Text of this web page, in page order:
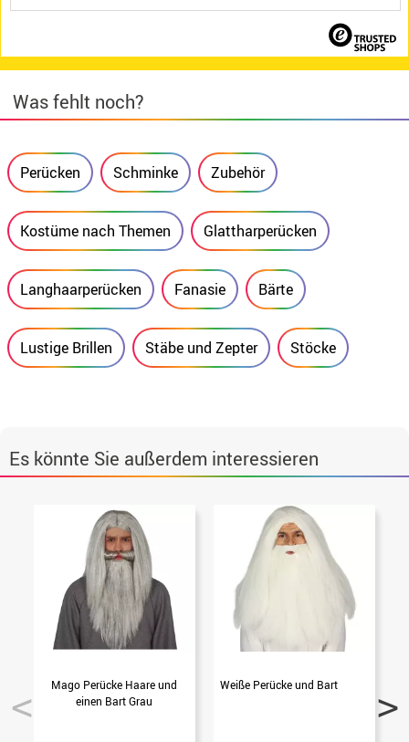
Was fehlt noch?
Perücken Schminke Zubehör
Kostüme nach Themen Glattharperücken
Langhaarperücken Fanasie Bärte
Lustige Brillen Stäbe und Zepter Stöcke
Es könnte Sie außerdem interessieren
Mago Perücke Haare und
einen Bart Grau
Weiße Perücke und Bart